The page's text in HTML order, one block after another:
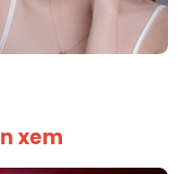
xem